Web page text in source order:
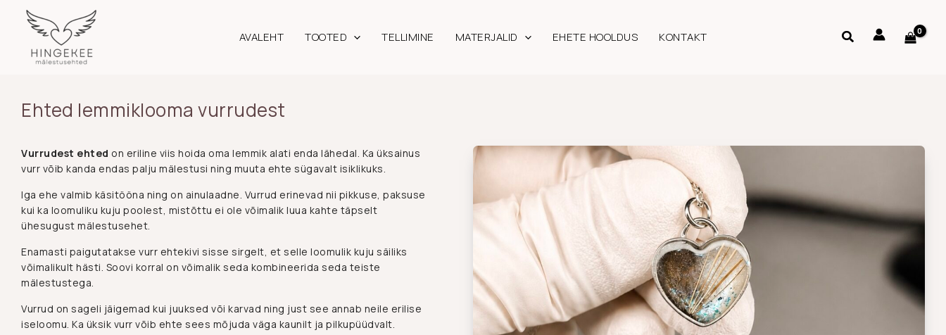
AVALEHT TOOTED TELLIMINE MATERJALID EHETE HOOLDUS KONTAKT
Ehted lemmiklooma vurrudest
Vurrudest ehted on eriline viis hoida oma lemmik alati enda lähedal. Ka üksainus
vurr võib kanda endas palju mälestusi ning muuta ehte sügavalt isiklikuks.
Iga ehe valmib käsitööna ning on ainulaadne. Vurrud erinevad nii pikkuse, paksuse
kui ka loomuliku kuju poolest, mistõttu ei ole võimalik luua kahte täpselt
ühesugust mälestusehet.
Enamasti paigutatakse vurr ehtekivi sisse sirgelt, et selle loomulik kuju säiliks
võimalikult hästi. Soovi korral on võimalik seda kombineerida seda teiste
mälestustega.
Vurrud on sageli jäigemad kui juuksed või karvad ning just see annab neile erilise
iseloomu. Ka üksik vurr võib ehte sees mõjuda väga kaunilt ja pilkupüüdvalt.